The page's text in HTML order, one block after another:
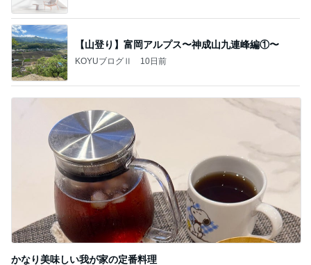
【山登り】富岡アルプス〜神成山九連峰編①〜
KOYUブログⅡ 10日前
かなり美味しい我が家の定番料理